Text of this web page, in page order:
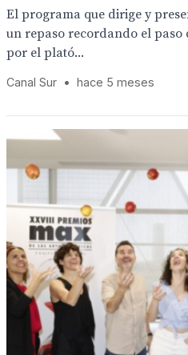
El programa que dirige y
un repaso recordando el paso
por el plató...
Canal Sur • hace 5 meses